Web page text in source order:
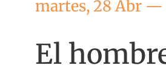
martes, 28 Abr —
El